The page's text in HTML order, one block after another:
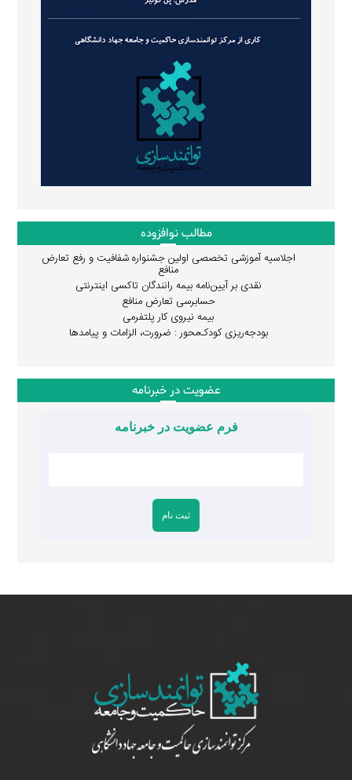
مطالب نوافزوده
اجلاسیه آموزشی تخصصی اولین جشنواره شفافیت و رفع تعارض
منافع
نقدی بر آیین‌نامه بیمه رانندگان تاکسی اینترنتی
حسابرسی تعارض منافع
بیمه نیروی کار پلتفرمی
بودجه‌ریزی کودک‌محور : ضرورت، الزامات و پیامدها
عضویت در خبرنامه
فرم عضویت در خبرنامه